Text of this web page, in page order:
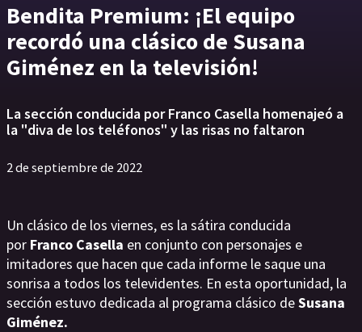
Bendita Premium: ¡El equipo
recordó una clásico de Susana
Giménez en la televisión!
La sección conducida por Franco Casella homenajeó a
la "diva de los teléfonos" y las risas no faltaron
2 de septiembre de 2022
Un clásico de los viernes, es la sátira conducida
por Franco Casella en conjunto con personajes e
imitadores que hacen que cada informe le saque una
sonrisa a todos los televidentes. En esta oportunidad, la
sección estuvo dedicada al programa clásico deSusana
Giménez.